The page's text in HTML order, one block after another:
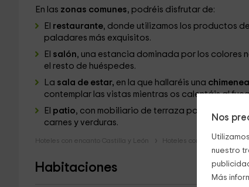
Nos
nuestro
Más
En las zonas comunes, podréis disfrutar de:
El restaurante, donde utilizamos los productos
paladares más exquisitos.
El salón, una estancia dominada por los colores
el resto de huéspedes.
La sala de estar, en la que hallaréis una chimenea
contemplar las vistas mientras os calentáis al
El patio, con mobiliario de terraza para disfrutar
carnes y verduras.
Hoteles con encanto Castilla y León Hoteles con encanto
Habitaciones